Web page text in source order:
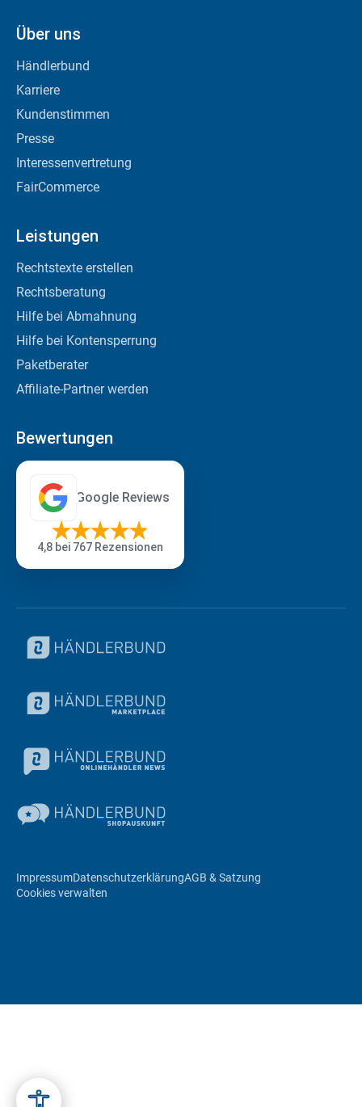
Über uns
Händlerbund
Karriere
Kundenstimmen
Presse
Interessenvertretung
FairCommerce
Leistungen
Rechtstexte erstellen
Rechtsberatung
Hilfe bei Abmahnung
Hilfe bei Kontensperrung
Paketberater
Affiliate-Partner werden
Bewertungen
Google Reviews
4,8 bei 767 Rezensionen
ImpressumDatenschutzerklärungAGB & Satzung
Cookies verwalten